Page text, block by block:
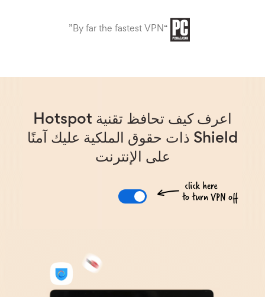
“By far the fastest VPN”
اعرف كيف تحافظ تقنية Hotspot
Shield ذات حقوق الملكية عليك آمنًا
على الإنترنت